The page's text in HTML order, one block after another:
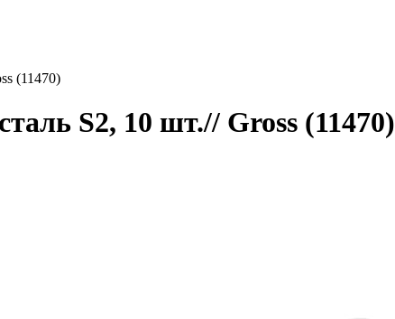
(11470)
S2, 10 шт.// Gross (11470)